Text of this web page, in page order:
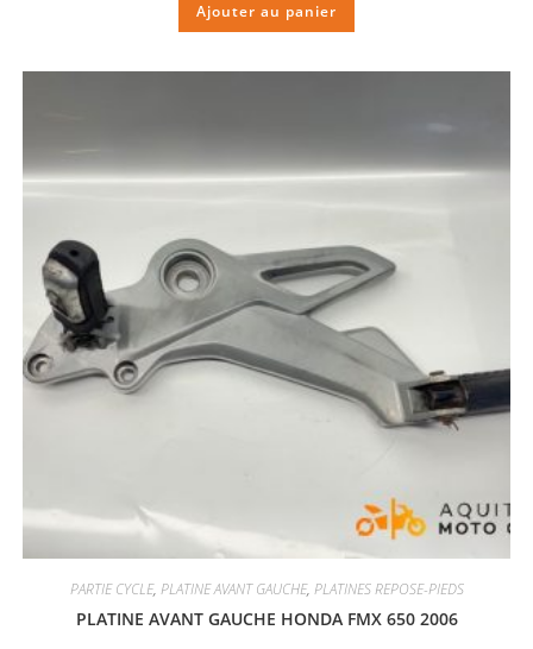
Ajouter au panier
PARTIE CYCLE, PLATINE AVANT GAUCHE, PLATINES REPOSE-PIEDS
PLATINE AVANT GAUCHE HONDA FMX 650 2006